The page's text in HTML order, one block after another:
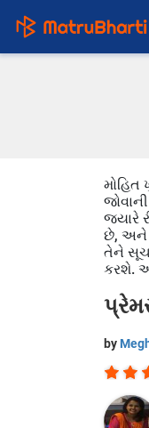
મોહિત
જ્યારે
છે, અને
તેને
કરશે.
by